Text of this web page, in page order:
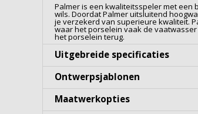
Palmer is een kwaliteitsspeler met een
wils. Doordat Palmer uitsluitend
je verzekerd van superieure kwaliteit.
waar het porselein vaak de
het porselein terug.
Uitgebreide specificaties
Ontwerpsjablonen
Maatwerkopties